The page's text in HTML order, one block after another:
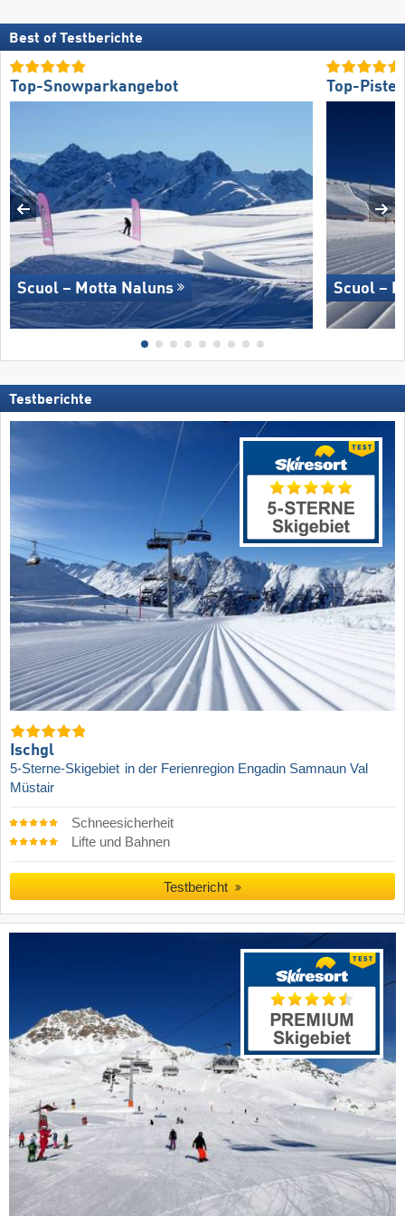
Best of Testberichte
Top-Snowparkangebot
Scuol – Motta Naluns
Top-
Scuol –
Testberichte
Ischgl
5-Sterne-Skigebiet in der Ferienregion Engadin Samnaun Val
Müstair
Schneesicherheit
Lifte und Bahnen
Testbericht